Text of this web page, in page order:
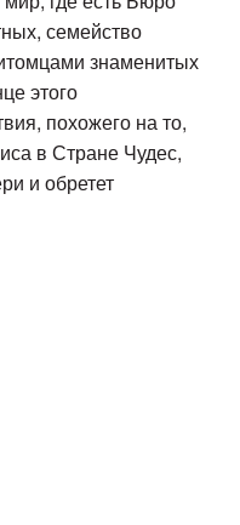
семейство
знаменитых
этого
похожего на то,
в Стране Чудес,
и обретет